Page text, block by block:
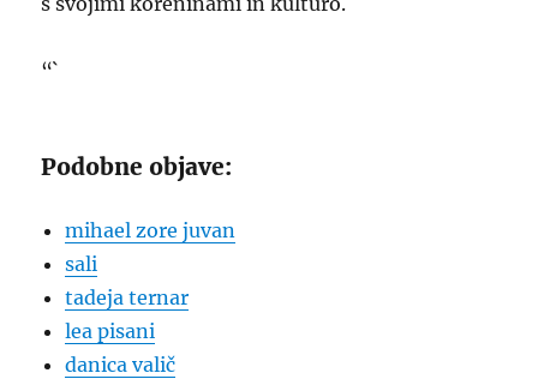
“`
Podobne objave:
mihael zore juvan
sali
tadeja ternar
lea pisani
danica valič